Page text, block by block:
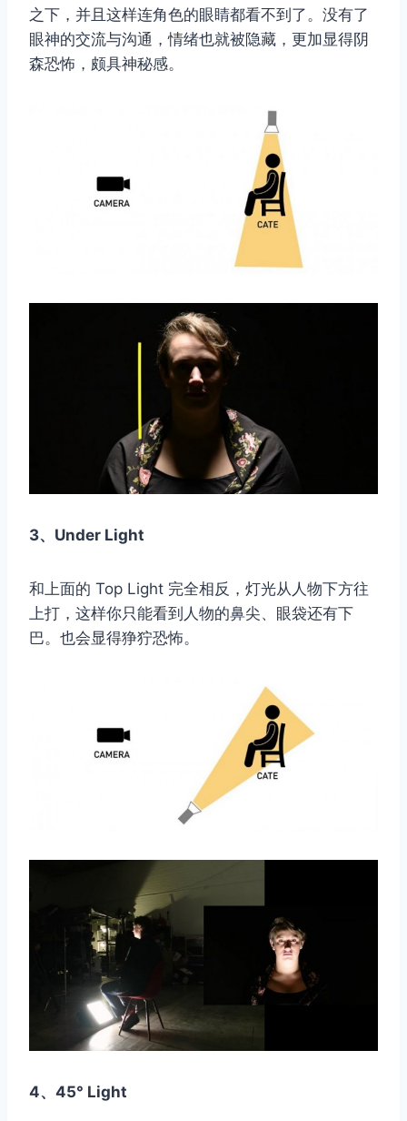
之下，并且这样连角色的眼睛都看不到了。没有了
眼神的交流与沟通，情绪也就被隐藏，更加显得阴
森恐怖，颇具神秘感。
3、Under Light
和上面的 Top Light 完全相反，灯光从人物下方往
上打，这样你只能看到人物的鼻尖、眼袋还有下
巴。也会显得狰狞恐怖。
4、45° Light